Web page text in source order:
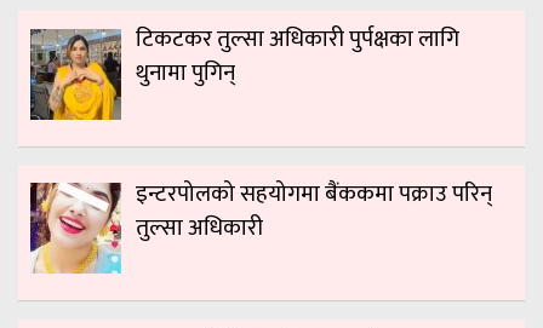
टिकटकर तुल्सा अधिकारी पुर्पक्षका लागि
थुनामा पुगिन्
इन्टरपोलको सहयोगमा बैंककमा पक्राउ परिन्
तुल्सा अधिकारी